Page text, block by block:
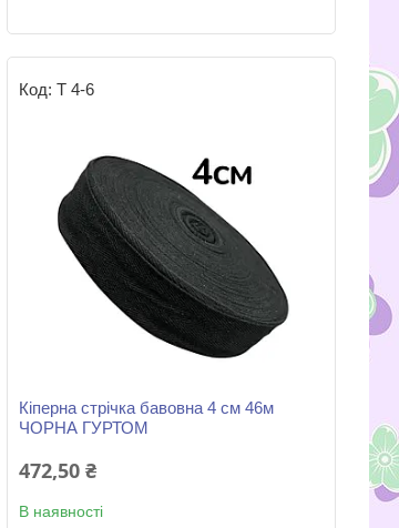
Т 4-6
Кіперна стрічка бавовна 4 см 46м
ЧОРНА ГУРТОМ
472,50 ₴
В наявності